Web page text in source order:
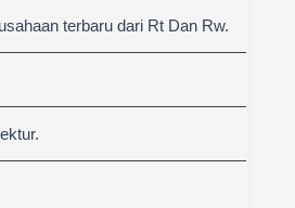
terbaru dari Rt Dan Rw.